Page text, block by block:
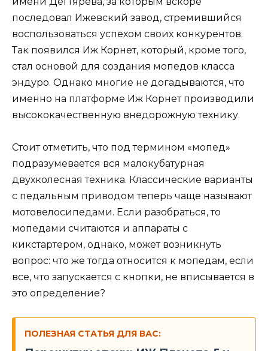
последовал Ижевский завод, стремившийся
воспользоваться успехом своих конкурентов.
Так появился Иж Корнет, который, кроме того,
стал основой для создания мопедов класса
эндуро. Однако многие не догадываются, что
именно на платформе Иж Корнет производили
высококачественную внедорожную технику.
Стоит отметить, что под термином «мопед»
подразумевается вся малокубатурная
двухколесная техника. Классические варианты
с педальным приводом теперь чаще называют
мотовелосипедами. Если разобраться, то
мопедами считаются и аппараты с
кикстартером, однако, может возникнуть
вопрос: что же тогда относится к мопедам, если
все, что запускается с кнопки, не вписывается в
это определение?
ПОЛЕЗНАЯ СТАТЬЯ ДЛЯ ВАС: